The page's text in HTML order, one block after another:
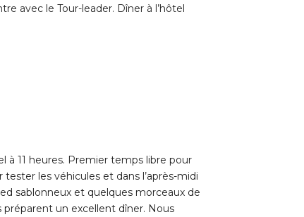
avec le Tour-leader. Dîner à l’hôtel
à 11 heures. Premier temps libre pour
les véhicules et dans l’après-midi
sablonneux et quelques morceaux de
un excellent dîner. Nous